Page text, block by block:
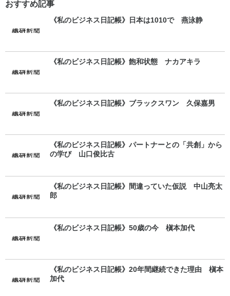
おすすめ記事
《私のビジネス日記帳》日本は1010で 燕泳静
《私のビジネス日記帳》飽和状態 ナカアキラ
《私のビジネス日記帳》ブラックスワン 久保嘉男
《私のビジネス日記帳》パートナーとの「共創」から
の学び 山口俊比古
《私のビジネス日記帳》間違っていた仮説 中山亮太
郎
《私のビジネス日記帳》50歳の今 槇本加代
《私のビジネス日記帳》20年間継続できた理由 槇本
加代